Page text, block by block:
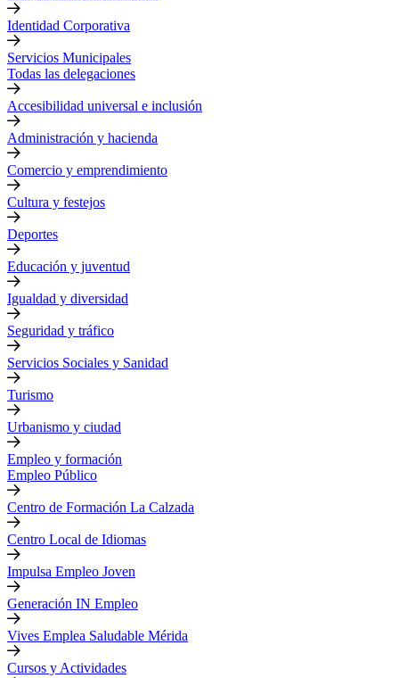
Identidad Corporativa
Servicios Municipales
Todas las delegaciones
Accesibilidad universal e inclusión
Administración y hacienda
Comercio y emprendimiento
Cultura y festejos
Deportes
Educación y juventud
Igualdad y diversidad
Seguridad y tráfico
Servicios Sociales y Sanidad
Turismo
Urbanismo y ciudad
Empleo y formación
Empleo Público
Centro de Formación La Calzada
Centro Local de Idiomas
Impulsa Empleo Joven
Generación IN Empleo
Vives Emplea Saludable Mérida
Cursos y Actividades